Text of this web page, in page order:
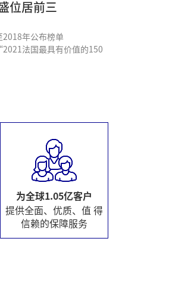
位居前三
年公布榜单
法国最具有价值的150
为全球1.05亿客户
提供全面、优质、值 得
信赖的保障服务